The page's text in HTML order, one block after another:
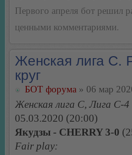
Первого апреля бот решил
ценными комментариями.
Женская лига С.
круг
БОТ форума » 06 мар
Женская лига С, Лига С-4
05.03.2020 (20:00)
Якудзы - CHERRY 3-0
Fair play: